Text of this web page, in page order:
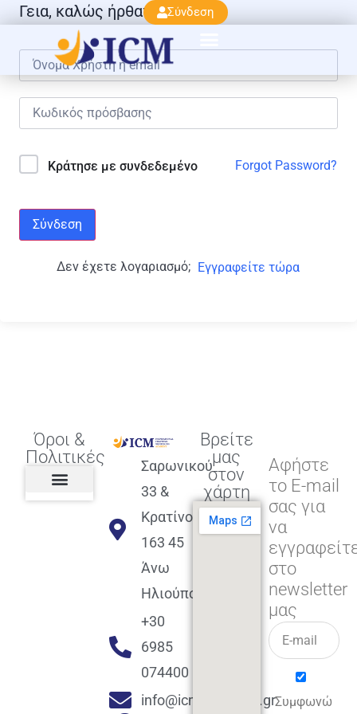
Σύνδεση
Γεια, καλώς ήρθατε πάλι!
Κράτησε με συνδεδεμένο Forgot Password?
Σύνδεση
Δεν έχετε λογαριασμό; Εγγραφείτε τώρα
Όροι &
Πολιτικές
Σαρωνικού
33 &
Κρατίνου
163 45
Άνω
Ηλιούπολη
+30
6985
074400
info@icmacademy.gr
Βρείτε
μας
στον
χάρτη
Αφήστε
το E-mail
σας για
να
στο
newsletter
μας
Συμφωνώ